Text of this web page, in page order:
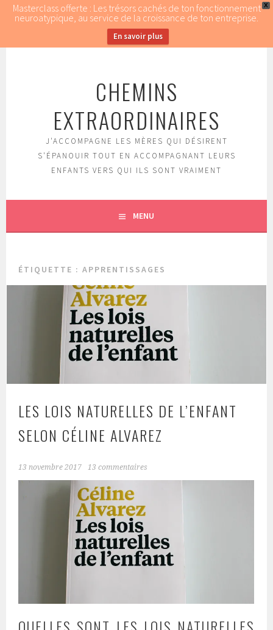
X
Masterclass offerte : Les trésors cachés de ton fonctionnement
neuroatypique, au service de la croissance de ton entreprise.
En savoir plus
CHEMINS
EXTRAORDINAIRES
J'ACCOMPAGNE LES MÈRES QUI DÉSIRENT
S'ÉPANOUIR TOUT EN ACCOMPAGNANT LEURS
ENFANTS VERS QUI ILS SONT VRAIMENT
MENU
ÉTIQUETTE : APPRENTISSAGES
LES LOIS NATURELLES DE L’ENFANT
SELON CÉLINE ALVAREZ
13 novembre 2017 13 commentaires